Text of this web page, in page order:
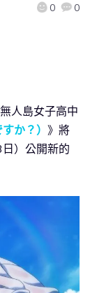
0 0
人島女子高中
か？） 》將
）公開新的